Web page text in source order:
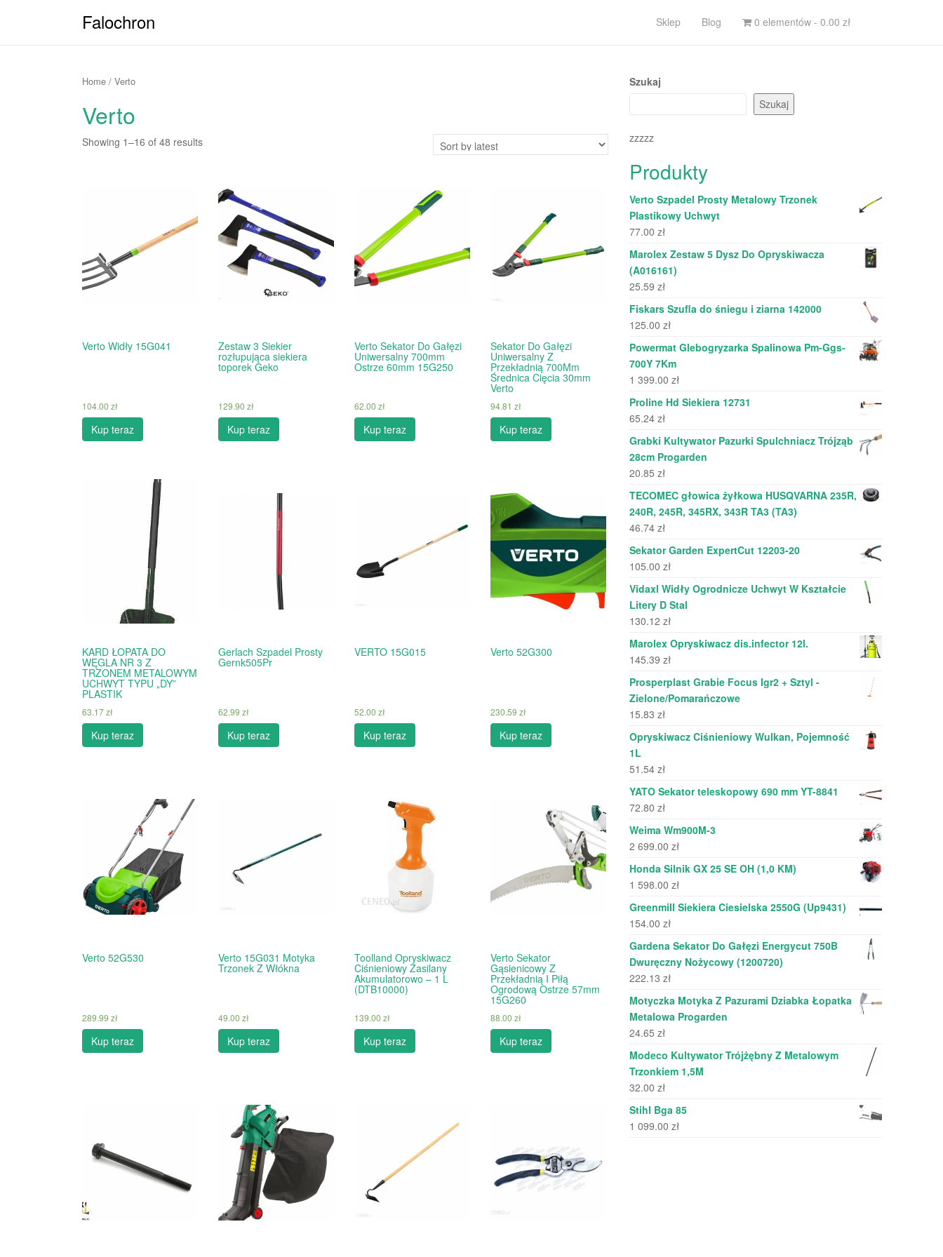
Falochron Sklep Blog 0 elementów - 0.00 zł
Home / Verto
Verto
Showing 1–16 of 48 results
Verto Widły 15G041
104.00 zł
Kup teraz
Zestaw 3 Siekier
rozłupująca siekiera
toporek Geko
129.90 zł
Kup teraz
Verto Sekator Do Gałęzi
Uniwersalny 700mm
Ostrze 60mm 15G250
62.00 zł
Kup teraz
Sekator Do Gałęzi
Uniwersalny Z
Przekładnią 700Mm
Średnica Cięcia 30mm
Verto
94.81 zł
Kup teraz
KARD ŁOPATA DO
WĘGLA NR 3 Z
TRZONEM METALOWYM
UCHWYT TYPU „DY”
PLASTIK
63.17zł
Kup teraz
Gerlach Szpadel Prosty
Gernk505Pr
62.99 zł
Kup teraz
VERTO 15G015
52.00 zł
Kup teraz
Verto 52G300
230.59 zł
Kup teraz
Verto 52G530
289.99 zł
Kup teraz
Verto 15G031 Motyka
Trzonek Z Włókna
49.00 zł
Kup teraz
Toolland Opryskiwacz
Ciśnieniowy Zasilany
Akumulatorowo – 1 L
(DTB10000)
139.00 zł
Kup teraz
Verto Sekator
Gąsienicowy Z
Przekładnią I Piłą
Ogrodową Ostrze 57mm
15G260
88.00 zł
Kup teraz
Szukaj
Szukaj
zzzzz
Produkty
Verto Szpadel Prosty Metalowy Trzonek
Plastikowy Uchwyt
77.00 zł
Marolex Zestaw 5 Dysz Do Opryskiwacza
(A016161)
25.59 zł
Fiskars Szufla do śniegu i ziarna 142000
125.00 zł
Powermat Glebogryzarka Spalinowa Pm-Ggs-
700Y 7Km
1 399.00 zł
Proline Hd Siekiera 12731
65.24 zł
Grabki Kultywator Pazurki Spulchniacz Trójząb
28cm Progarden
20.85 zł
TECOMEC głowica żyłkowa HUSQVARNA 235R,
240R, 245R, 345RX, 343R TA3 (TA3)
46.74 zł
Sekator Garden ExpertCut 12203-20
105.00 zł
Vidaxl Widły Ogrodnicze Uchwyt W Kształcie
Litery D Stal
130.12 zł
Marolex Opryskiwacz dis.infector 12l.
145.39 zł
Prosperplast Grabie Focus Igr2 + Sztyl -
Zielone/Pomarańczowe
15.83 zł
Opryskiwacz Ciśnieniowy Wulkan, Pojemność
1L
51.54 zł
YATO Sekator teleskopowy 690 mm YT-8841
72.80 zł
Weima Wm900M-3
2 699.00 zł
Honda Silnik GX 25 SE OH (1,0 KM)
1 598.00 zł
Greenmill Siekiera Ciesielska 2550G (Up9431)
154.00 zł
Gardena Sekator Do Gałęzi Energycut 750B
Dwuręczny Nożycowy (1200720)
222.13 zł
Motyczka Motyka Z Pazurami Dziabka Łopatka
Metalowa Progarden
24.65 zł
Modeco Kultywator Trójżębny Z Metalowym
Trzonkiem 1,5M
32.00 zł
Stihl Bga 85
1 099.00 zł